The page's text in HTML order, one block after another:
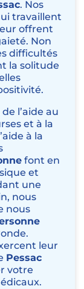
. Nos
travaillent
offrent
Non
difficultés
la solitude
l’aide au
et à la
aide à la
font en
et
une
nous
nous
leur
Pessac
votre
.